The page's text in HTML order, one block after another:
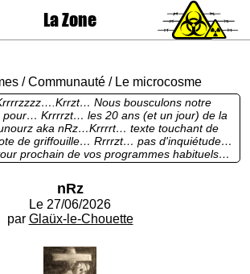
La Zone
/Communauté / Le microcosme
Nous bousculons notre
pour… Krrrrzt… les 20 ans (et un jour) de la
aka nRz…Krrrrt… texte touchant de
de griffouille… Rrrrzt… pas d'inquiétude…
prochain de vos programmes habituels…
nRz
Le 27/06/2026
par Glaüx-le-Chouette